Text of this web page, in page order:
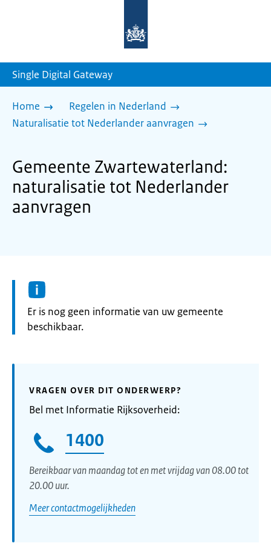
homepage
Single Digital Gateway
Home
Regelen in Nederland
Naturalisatie tot Nederlander aanvragen
Gemeente Zwartewaterland:
naturalisatie tot Nederlander
aanvragen
Informatie:
Er is nog geen informatie van uw gemeente
beschikbaar.
VRAGEN OVER DIT ONDERWERP?
Bel met Informatie Rijksoverheid:
1400
Bereikbaar van maandag tot en met vrijdag van 08.00 tot
20.00 uur.
Meer contactmogelijkheden